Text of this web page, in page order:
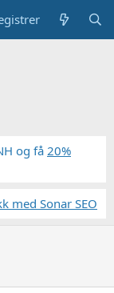
og få 20%
med Sonar SEO